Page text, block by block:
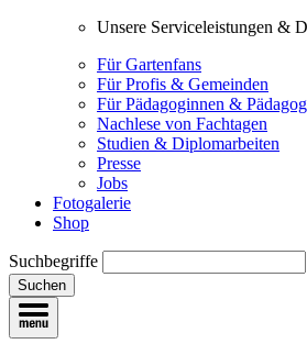
Unsere Serviceleistungen &
Für Gartenfans
Für Profis & Gemeinden
Für Pädagoginnen &
Nachlese von Fachtagen
Studien & Diplomarbeiten
Presse
Jobs
Fotogalerie
Shop
Suchbegriffe
Suchen